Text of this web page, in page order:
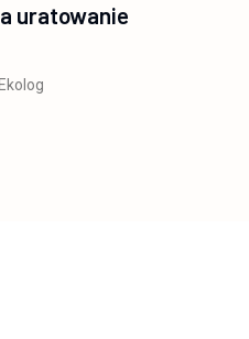
uratowanie